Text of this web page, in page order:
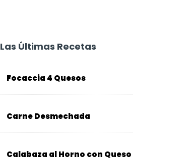
Las Últimas Recetas
Focaccia 4 Quesos
Carne Desmechada
Calabaza al Horno con Queso